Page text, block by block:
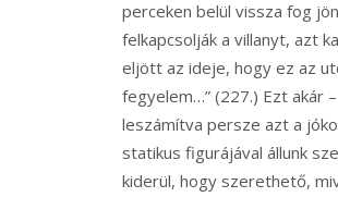
perceken belül vissza fog
felkapcsolják a villanyt, azt
eljött az ideje, hogy ez az
fegyelem…” (227.) Ezt akár
leszámítva persze azt a
statikus figurájával állunk
kiderül, hogy szerethető,